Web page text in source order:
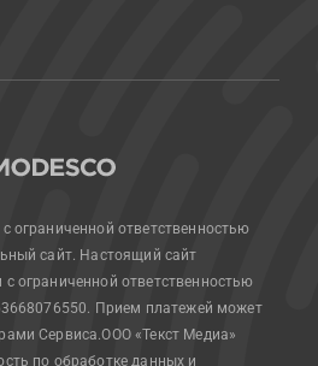
ограниченной ответственностью
сайт. Настоящий сайт
ограниченной ответственностью
Прием платежей может
Сервиса.ООО «Текст Медиа»
по обработке данных и